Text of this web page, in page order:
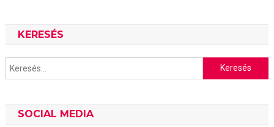
KERESÉS
Keresés:
SOCIAL MEDIA